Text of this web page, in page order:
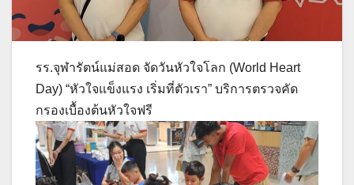
รร.จุฬารัตน์แม่สอด จัดวันหัวใจโลก (World Heart
Day) “หัวใจแข็งแรง เริ่มที่ตัวเรา” บริการตรวจคัด
กรองเบื้องต้นหัวใจฟรี